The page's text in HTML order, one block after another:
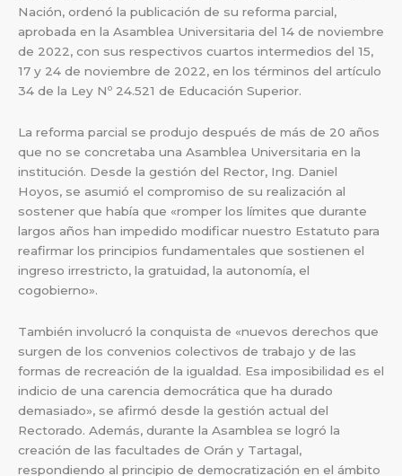
Nación, ordenó la publicación de su reforma parcial,
aprobada en la Asamblea Universitaria del 14 de noviembre
de 2022, con sus respectivos cuartos intermedios del 15,
17 y 24 de noviembre de 2022, en los términos del artículo
34 de la Ley Nº 24.521 de Educación Superior.
La reforma parcial se produjo después de más de 20 años
que no se concretaba una Asamblea Universitaria en la
institución. Desde la gestión del Rector, Ing. Daniel
Hoyos, se asumió el compromiso de su realización al
sostener que había que «romper los límites que durante
largos años han impedido modificar nuestro Estatuto para
reafirmar los principios fundamentales que sostienen el
ingreso irrestricto, la gratuidad, la autonomía, el
cogobierno».
También involucró la conquista de «nuevos derechos que
surgen de los convenios colectivos de trabajo y de las
formas de recreación de la igualdad. Esa imposibilidad es el
indicio de una carencia democrática que ha durado
demasiado», se afirmó desde la gestión actual del
Rectorado. Además, durante la Asamblea se logró la
creación de las facultades de Orán y Tartagal,
respondiendo al principio de democratización en el ámbito